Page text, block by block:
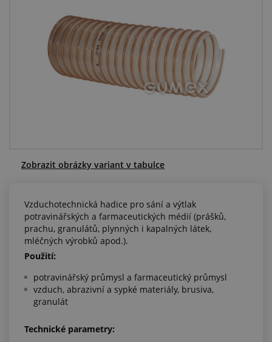
Zlepšení pracovního prostředí
Další pryžové a plastové výrobky
Centrum poptávek
Zobrazit obrázky variant v tabulce
Vzduchotechnická hadice pro sání a výtlak
potravinářských a farmaceutických médií (prášků,
prachu, granulátů, plynných i kapalných látek,
mléčných výrobků apod.).
Použití:
potravinářský průmysl a farmaceutický průmysl
vzduch, abrazivní a sypké materiály, brusiva,
granulát
Technické parametry: